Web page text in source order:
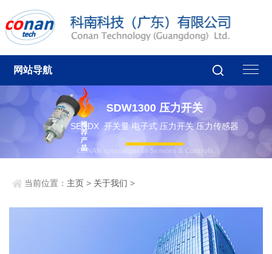
网站导航
SDW1300 压力开关
SENDX 开关量 电子式 压力开关 压力传感器
当前位置： 主页 > 关于我们 >